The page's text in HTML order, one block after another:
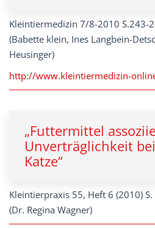
Kleintiermedizin 7/8-2010 S.243-
(Babette klein, Ines Langbein-
Heusinger)
http://www.kleintiermedizin-
„Futtermittel
Unverträglichkeit
Katze“
Kleintierpraxis 55, Heft 6 (2010)
(Dr. Regina Wagner)